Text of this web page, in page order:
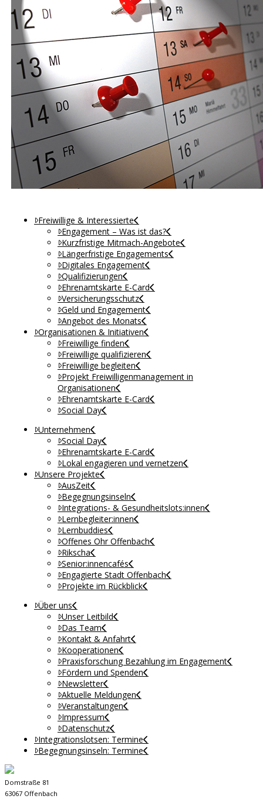
Freiwillige & Interessierte
Engagement – Was ist das?
Kurzfristige Mitmach-Angebote
Längerfristige Engagements
Digitales Engagement
Qualifizierungen
Ehrenamtskarte E-Card
Versicherungsschutz
Geld und Engagement
Angebot des Monats
Organisationen & Initiativen
Freiwillige finden
Freiwillige qualifizieren
Freiwillige begleiten
Projekt Freiwilligenmanagement in
Organisationen
Ehrenamtskarte E-Card
Social Day
Unternehmen
Social Day
Ehrenamtskarte E-Card
Lokal engagieren und vernetzen
Unsere Projekte
AusZeit
Begegnungsinseln
Integrations- & Gesundheitslots:innen
Lernbegleiter:innen
Lernbuddies
Offenes Ohr Offenbach
Rikscha
Senior:innencafés
Engagierte Stadt Offenbach
Projekte im Rückblick
Über uns
Unser Leitbild
Das Team
Kontakt & Anfahrt
Kooperationen
Praxisforschung Bezahlung im Engagement
Fördern und Spenden
Newsletter
Aktuelle Meldungen
Veranstaltungen
Impressum
Datenschutz
Integrationslotsen: Termine
Begegnungsinseln: Termine
Domstraße 81
63067 Offenbach